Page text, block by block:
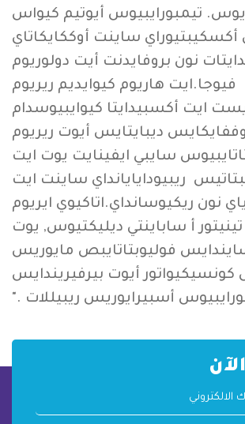
تيمبورايبيوس أيوتيم كيواس
ساينت أوككايكاتاي
نون بروفايدنت أيت دولوريوم
فيوجا.ايت هاريوم كيوايديم ريريوم
ايت أكسبيدايتا كيوايبيوسدام
ديبايتايس أيوت ريريوم
سايبي ايفينايت يوت ايت
ريبيودايايانداي ساينت ايت
نون ريكيوسانداي.اتاكيوي ايريوم
أ ساباينتي ديليكتيوس, يوت
فوليوبتاتايبص مايوريس
كونسيكيواتور أيوت بيرفيريندايس
أسبيرايوريس ريبيللات ."